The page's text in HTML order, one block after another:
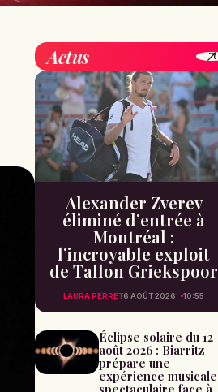
Actus
Alexander Zverev
éliminé d’entrée à
Montréal :
l’incroyable exploit
de Tallon Griekspoor
LAURA PERRET6 AOÛT 2026 10:55
Éclipse solaire du 12
août 2026 : Biarritz
prépare une
expérience musicale
spectaculaire face à